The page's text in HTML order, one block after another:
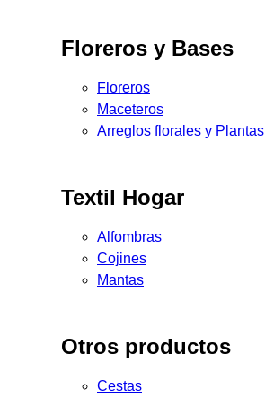
Floreros y Bases
Floreros
Maceteros
Arreglos florales y Plantas
Textil Hogar
Alfombras
Cojines
Mantas
Otros productos
Cestas